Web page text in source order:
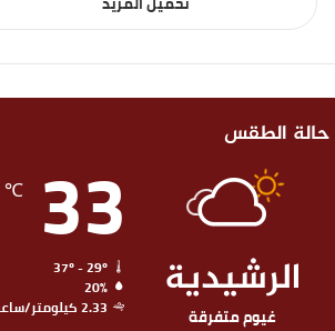
حالة الطقس
الرشيدية
غيوم متفرقة
33
℃
37º - 29º
20%
2.33 كيلومتر/ساعة